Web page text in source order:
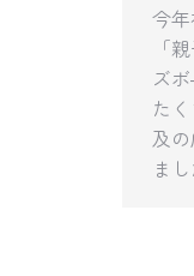
今
「
ズ
た
及
ま